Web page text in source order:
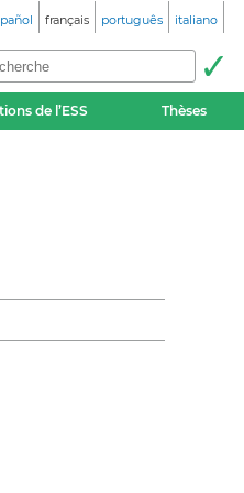
français português italiano
de l’ESS Thèses